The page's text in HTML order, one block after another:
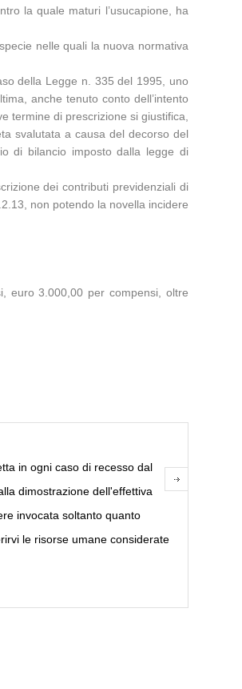
la quale maturi l’usucapione, ha
nelle quali la nuova normativa
della Legge n. 335 del 1995, uno
anche tenuto conto dell’intento
termine di prescrizione si giustifica,
svalutata a causa del decorso del
di bilancio imposto dalla legge di
dei contributi previdenziali di
non potendo la novella incidere
euro 3.000,00 per compensi, oltre
in ogni caso di recesso dal
dimostrazione dell'effettiva
invocata soltanto quanto
le risorse umane considerate